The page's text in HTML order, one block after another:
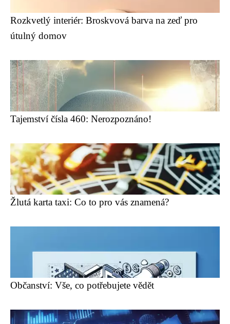
Rozkvetlý interiér: Broskvová barva na zeď pro
útulný domov
Tajemství čísla 460: Nerozpoznáno!
Žlutá karta taxi: Co to pro vás znamená?
Občanství: Vše, co potřebujete vědět